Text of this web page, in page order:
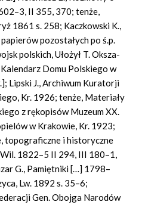
II 355, 370; tenże,
1861 s. 258; Kaczkowski K.,
pozostałych po ś.p.
polskich, Ułożył T. Oksza-
Domu Polskiego w
Lipski J., Archiwum Kuratorji
Kr. 1926; tenże, Materiały
z rękopisów Muzeum XX.
w Krakowie, Kr. 1923;
topograficzne i historyczne
1822–5 II 294, III 180–1,
G., Pamiętniki […] 1798–
Lw. 1892 s. 35–6;
Gen. Obojga Narodów